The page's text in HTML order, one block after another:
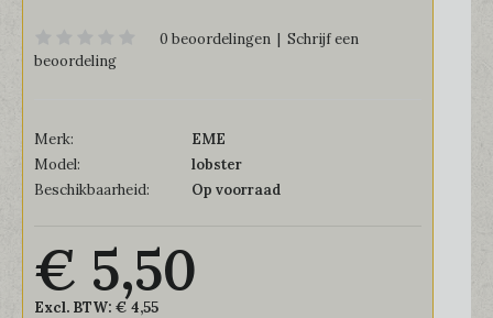
0 beoordelingen | Schrijf een
beoordeling
Merk:
EME
Model:
lobster
Beschikbaarheid:
Op voorraad
€ 5,50
Excl. BTW: € 4,55